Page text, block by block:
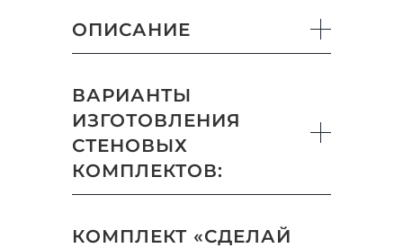
ОПИСАНИЕ
ВАРИАНТЫ
ИЗГОТОВЛЕНИЯ
СТЕНОВЫХ
КОМПЛЕКТОВ:
КОМПЛЕКТ «СДЕЛАЙ